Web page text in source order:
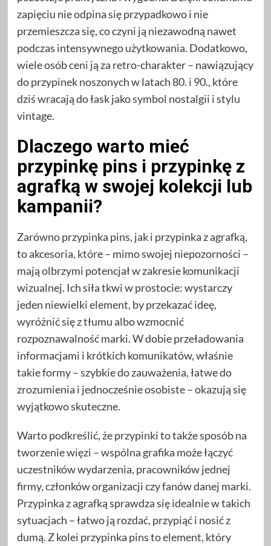
zapięciu nie odpina się przypadkowo i nie
przemieszcza się, co czyni ją niezawodną nawet
podczas intensywnego użytkowania. Dodatkowo,
wiele osób ceni ją za retro-charakter – nawiązujący
do przypinek noszonych w latach 80. i 90., które
dziś wracają do łask jako symbol nostalgii i stylu
vintage.
Dlaczego warto mieć
przypinkę pins i przypinkę z
agrafką w swojej kolekcji lub
kampanii?
Zarówno przypinka pins, jak i przypinka z agrafką,
to akcesoria, które – mimo swojej niepozorności –
mają olbrzymi potencjał w zakresie komunikacji
wizualnej. Ich siła tkwi w prostocie: wystarczy
jeden niewielki element, by przekazać ideę,
wyróżnić się z tłumu albo wzmocnić
rozpoznawalność marki. W dobie przeładowania
informacjami i krótkich komunikatów, właśnie
takie formy – szybkie do zauważenia, łatwe do
zrozumienia i jednocześnie osobiste – okazują się
wyjątkowo skuteczne.
Warto podkreślić, że przypinki to także sposób na
tworzenie więzi – wspólna grafika może łączyć
uczestników wydarzenia, pracowników jednej
firmy, członków organizacji czy fanów danej marki.
Przypinka z agrafką sprawdza się idealnie w takich
sytuacjach – łatwo ją rozdać, przypiąć i nosić z
dumą. Z kolei przypinka pins to element, który